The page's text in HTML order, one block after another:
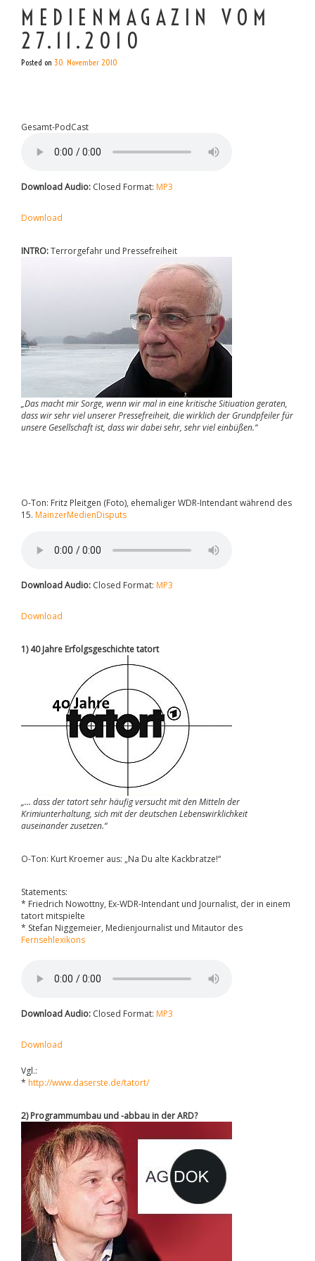
MEDIENMAGAZIN VOM
27.11.2010
Posted on 30. November 2010
Gesamt-PodCast
Download Audio: Closed Format: MP3
Download
INTRO:Terrorgefahr und Pressefreiheit
„Das macht mir Sorge, wenn wir mal in eine kritische Sitiuation geraten,
dass wir sehr viel unserer Pressefreiheit, die wirklich der Grundpfeiler für
unsere Gesellschaft ist, dass wir dabei sehr, sehr viel einbüßen.“
O-Ton: Fritz Pleitgen (Foto), ehemaliger WDR-Intendant während des
15. MainzerMedienDisputs
Download Audio: Closed Format: MP3
Download
1) 40 Jahre Erfolgsgeschichte tatort
„… dass der tatort sehr häufig versucht mit den Mitteln der
Krimiunterhaltung, sich mit der deutschen Lebenswirklichkeit
auseinander zusetzen.“
O-Ton: Kurt Kroemer aus: „Na Du alte Kackbratze!“
Statements:
* Friedrich Nowottny, Ex-WDR-Intendant und Journalist, der in einem
tatort mitspielte
* Stefan Niggemeier, Medienjournalist und Mitautor des
Fernsehlexikons
Download Audio: Closed Format: MP3
Download
Vgl.:
* http://www.daserste.de/tatort/
2) Programmumbau und -abbau in der ARD?